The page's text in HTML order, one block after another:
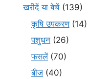
खरीदें या बेचें (139)
कृषि उपकरण(14)
पशुधन (26)
फसलें(70)
बीज (40)